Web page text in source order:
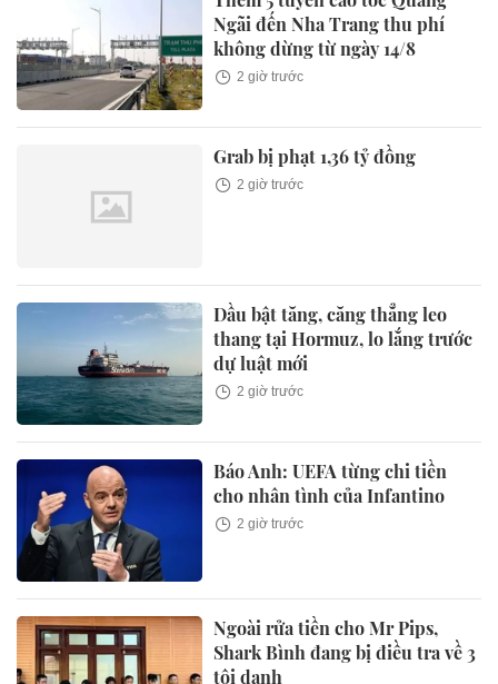
Ngãi đến Nha Trang thu phí
không dừng từ ngày 14/8
2 giờ trước
Grab bị phạt 1,36 tỷ đồng
2 giờ trước
Dầu bật tăng, căng thẳng leo
thang tại Hormuz, lo lắng trước
dự luật mới
2 giờ trước
Báo Anh: UEFA từng chi tiền
cho nhân tình của Infantino
2 giờ trước
Ngoài rửa tiền cho Mr Pips,
Shark Bình đang bị điều tra về 3
tội danh